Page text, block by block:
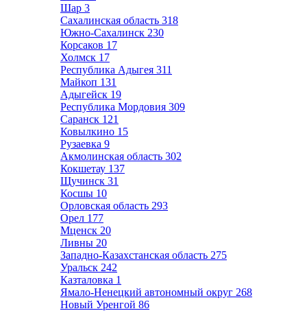
Шар 3
Сахалинская область 318
Южно-Сахалинск 230
Корсаков 17
Холмск 17
Республика Адыгея 311
Майкоп 131
Адыгейск 19
Республика Мордовия 309
Саранск 121
Ковылкино 15
Рузаевка 9
Акмолинская область 302
Кокшетау 137
Щучинск 31
Косшы 10
Орловская область 293
Орел 177
Мценск 20
Ливны 20
Западно-Казахстанская область 275
Уральск 242
Казталовка 1
Ямало-Ненецкий автономный округ 268
Новый Уренгой 86